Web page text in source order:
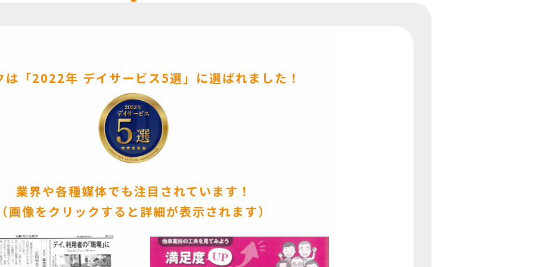
は「2022年 デイサービス5選」に選ばれました！
業界や各種媒体でも注目されています！
画像をクリックすると詳細が表示されます）